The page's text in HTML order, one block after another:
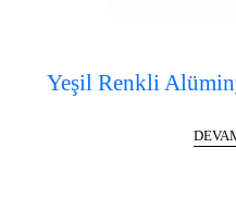
Yeşil Renkli